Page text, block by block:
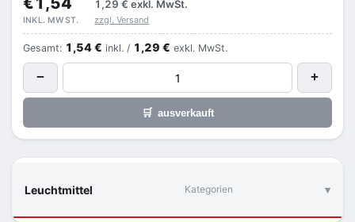
Leuchtmittel Kategorien
1,29 € exkl. MwSt.
INKL. MWST. zzgl. Versand
Gesamt: 1,54 € inkl. / 1,29 € exkl. MwSt.
− +
🛒 ausverkauft